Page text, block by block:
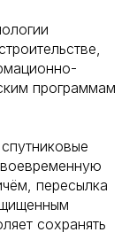
программам
пересылка
сохранять